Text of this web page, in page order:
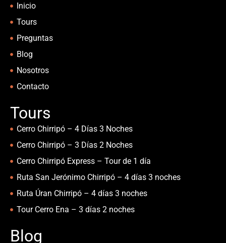
Inicio
Tours
Preguntas
Blog
Nosotros
Contacto
Tours
Cerro Chirripó – 4 Días 3 Noches
Cerro Chirripó – 3 Días 2 Noches
Cerro Chirripó Express – Tour de 1 día
Ruta San Jerónimo Chirripó – 4 días 3 noches
Ruta Úran Chirripó – 4 días 3 noches
Tour Cerro Ena – 3 días 2 noches
Blog